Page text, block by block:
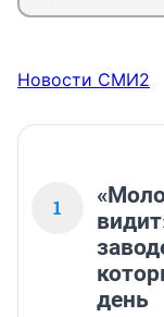
Новости СМИ2
1
день